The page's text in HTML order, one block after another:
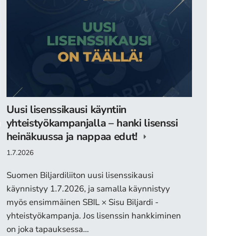
Uusi lisenssikausi käyntiin
yhteistyökampanjalla – hanki lisenssi
heinäkuussa ja nappaa edut!
1.7.2026
Suomen Biljardiliiton uusi lisenssikausi
käynnistyy 1.7.2026, ja samalla käynnistyy
myös ensimmäinen SBIL × Sisu Biljardi -
yhteistyökampanja. Jos lisenssin hankkiminen
on joka tapauksessa…